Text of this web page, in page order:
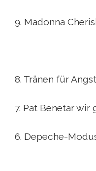
9. Madonna
8. Tränen für
7. Pat Benetar wir
6. Depeche-